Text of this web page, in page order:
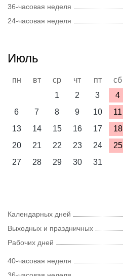
36-часовая неделя
24-часовая неделя
Июль
пн вт ср чт пт сб
1
2 3 4
6
7 8 9 10 11
13
14 15 16 17 18
20
21 22 23 24 25
27
28 29 30 31
Календарных дней
Выходных и праздничных
Рабочих дней
40-часовая неделя